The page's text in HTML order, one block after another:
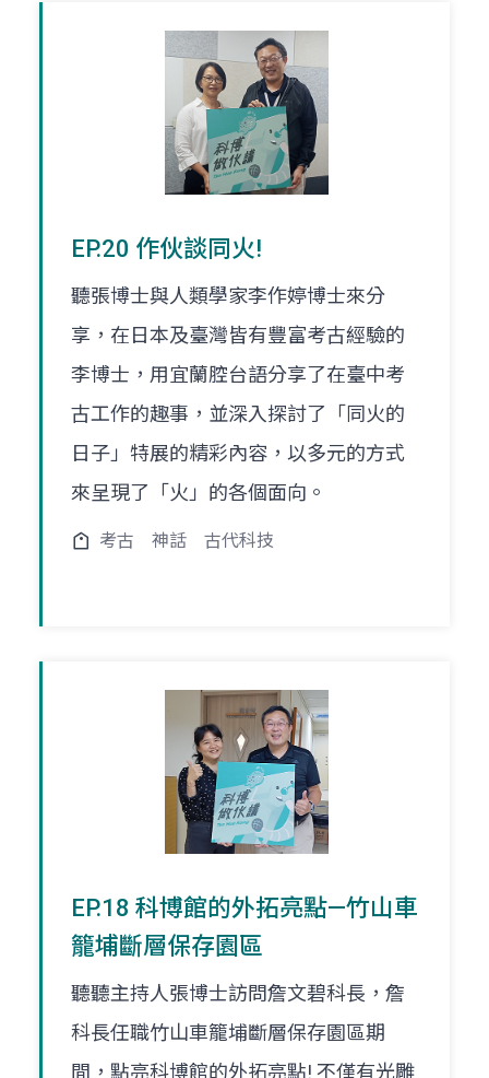
EP.20 作伙談同火!
聽張博士與人類學家李作婷博士來分
享，在日本及臺灣皆有豐富考古經驗的
李博士，用宜蘭腔台語分享了在臺中考
古工作的趣事，並深入探討了「同火的
日子」特展的精彩內容，以多元的方式
來呈現了「火」的各個面向。
考古 神話 古代科技
EP.18 科博館的外拓亮點—竹山車
籠埔斷層保存園區
聽聽主持人張博士訪問詹文碧科長，詹
科長任職竹山車籠埔斷層保存園區期
間，點亮科博館的外拓亮點! 不僅有光雕